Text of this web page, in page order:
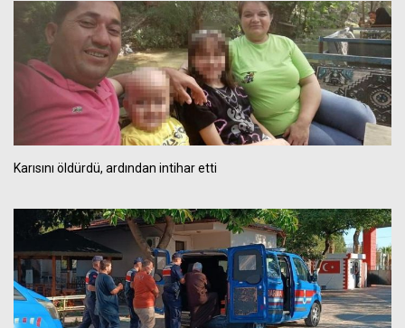
Karısını öldürdü, ardından intihar etti